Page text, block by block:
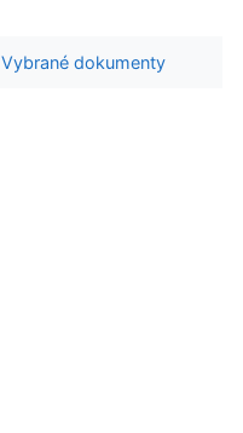
Vybrané dokumenty